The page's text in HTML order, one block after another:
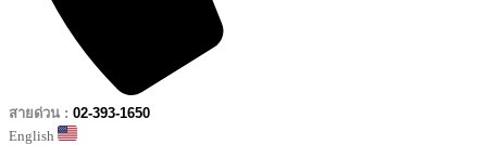
สายด่วน : 02-393-1650
English